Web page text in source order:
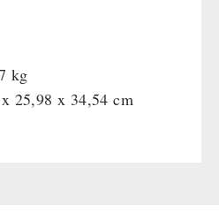
kg
25,98 x 34,54 cm